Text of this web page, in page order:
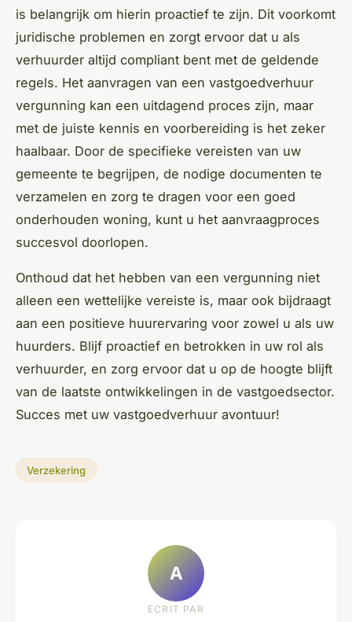
is belangrijk om hierin proactief te zijn. Dit voorkomt
juridische problemen en zorgt ervoor dat u als
verhuurder altijd compliant bent met de geldende
regels. Het aanvragen van een vastgoedverhuur
vergunning kan een uitdagend proces zijn, maar
met de juiste kennis en voorbereiding is het zeker
haalbaar. Door de specifieke vereisten van uw
gemeente te begrijpen, de nodige documenten te
verzamelen en zorg te dragen voor een goed
onderhouden woning, kunt u het aanvraagproces
succesvol doorlopen.
Onthoud dat het hebben van een vergunning niet
alleen een wettelijke vereiste is, maar ook bijdraagt
aan een positieve huurervaring voor zowel u als uw
huurders. Blijf proactief en betrokken in uw rol als
verhuurder, en zorg ervoor dat u op de hoogte blijft
van de laatste ontwikkelingen in de vastgoedsector.
Succes met uw vastgoedverhuur avontuur!
Verzekering
A
ECRIT PAR